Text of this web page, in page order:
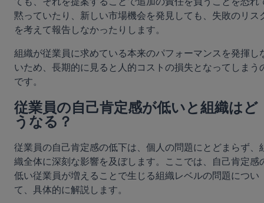
黙っていたり、新しい市場機会を発見しても、失敗のリス
を考えて報告しなかったりします。
組織が従業員に求めている本来のパフォーマンスを発揮し
いため、長期的に見ると人的コストの損失となってしまう
です。
従業員の自己肯定感が低いと組織はど
うなる？
従業員の自己肯定感の低下は、個人の問題にとどまらず、
織全体に深刻な影響を及ぼします。ここでは、自己肯定感
低い従業員が増えることで生じる組織レベルの問題につい
て、具体的に解説します。